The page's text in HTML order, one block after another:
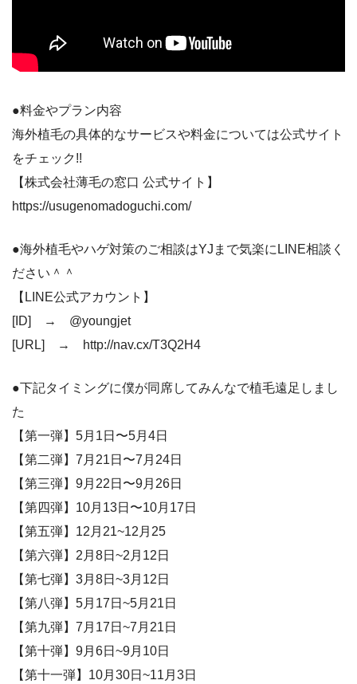
●料金やプラン内容
海外植毛の具体的なサービスや料金については公式サイト
をチェック!!
【株式会社薄毛の窓口 公式サイト】
https://usugenomadoguchi.com/
●海外植毛やハゲ対策のご相談はYJまで気楽にLINE相談く
ださい＾＾
【LINE公式アカウント】
[ID] → @youngjet
[URL] → http://nav.cx/T3Q2H4
●下記タイミングに僕が同席してみんなで植毛遠足しまし
た
【第一弾】5月1日〜5月4日
【第二弾】7月21日〜7月24日
【第三弾】9月22日〜9月26日
【第四弾】10月13日〜10月17日
【第五弾】12月21~12月25
【第六弾】2月8日~2月12日
【第七弾】3月8日~3月12日
【第八弾】5月17日~5月21日
【第九弾】7月17日~7月21日
【第十弾】9月6日~9月10日
【第十一弾】10月30日~11月3日